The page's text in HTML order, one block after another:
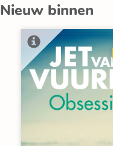
Nieuw binnen